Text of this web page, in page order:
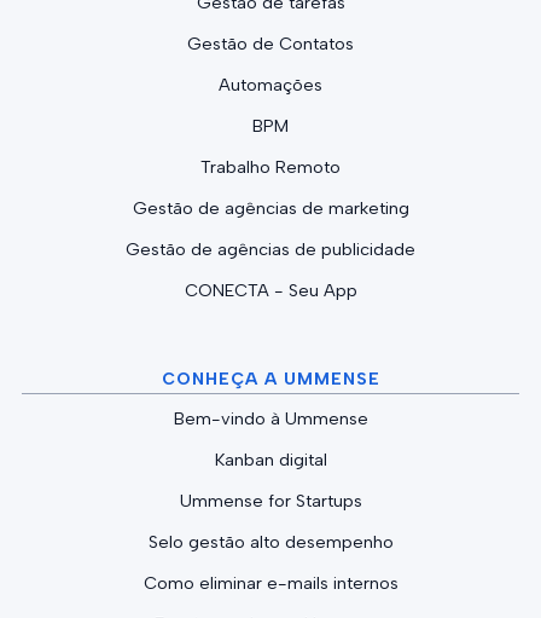
Gestão de Contatos
Automações
BPM
Trabalho Remoto
Gestão de agências de marketing
Gestão de agências de publicidade
CONECTA - Seu App
CONHEÇA A UMMENSE
Bem-vindo à Ummense
Kanban digital
Ummense for Startups
Selo gestão alto desempenho
Como eliminar e-mails internos